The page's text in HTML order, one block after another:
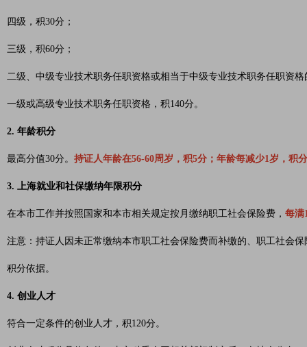
四级，积30分；
三级，积60分；
二级、中级专业技术职务任职资格或相当于中级专业技术职务任职资
一级或高级专业技术职务任职资格，积140分。
2. 年龄积分
最高分值30分。 持证人年龄在56-60周岁，积5分；年龄每减少1岁，积
3. 上海就业和社保缴纳年限积分
在本市工作并按照国家和本市相关规定按月缴纳职工社会保险费， 每满
注意：持证人因未正常缴纳本市职工社会保险费而补缴的、职工社会
积分依据。
4. 创业人才
符合一定条件的创业人才，积120分。